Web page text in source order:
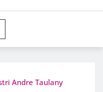
Andre Taulany